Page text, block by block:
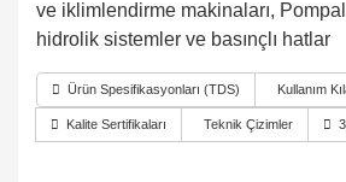
ve iklimlendirme makinaları,
hidrolik sistemler ve basınçlı hatlar
Ürün Spesifikasyonları (TDS) Kullanım
Kalite Sertifikaları Teknik Çizimler